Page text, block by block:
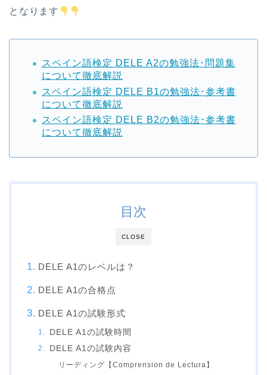
となります
スペイン語検定 DELE A2の勉強法･問題集
について徹底解説
スペイン語検定 DELE B1の勉強法･参考書
について徹底解説
スペイン語検定 DELE B2の勉強法･参考書
について徹底解説
CLOSE
目次
DELE A1のレベルは？
DELE A1の合格点
DELE A1の試験形式
DELE A1の試験時間
DELE A1の試験内容
リーディング【Comprension de Lectura】